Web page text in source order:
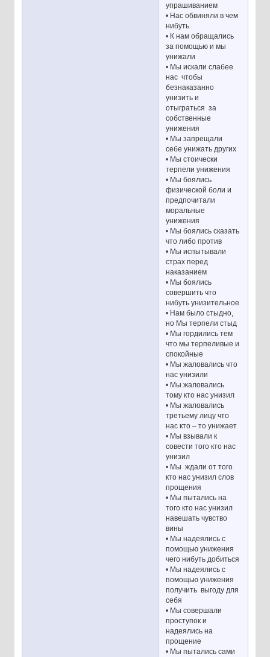
упрашиванием
• Нас обвиняли в чем
нибуть
• К нам обращались
за помощью и мы
унижали
• Мы искали слабее
нас чтобы
безнаказанно
унизить и
отыграться за
собственные
унижения
• Мы запрещали
себе унижать других
• Мы стоически
терпели унижения
• Мы боялись
физической боли и
предпочитали
моральные
унижения
• Мы боялись сказать
что либо против
• Мы испытывали
страх перед
наказанием
• Мы боялись
совершить что
нибуть унизительное
• Нам было стыдно,
но Мы терпели стыд
• Мы гордились тем
что мы терпеливые и
спокойные
• Мы жаловались что
нас унизили
• Мы жаловались
тому кто нас унизил
• Мы жаловались
третьему лицу что
нас кто – то унижает
• Мы взывали к
совести того кто нас
унизил
• Мы ждали от того
кто нас унизил слов
прощения
• Мы пытались на
того кто нас унизил
навешать чувство
вины
• Мы надеялись с
помощью унижения
чего нибуть добиться
• Мы надеялись с
помощью унижения
получить выгоду для
себя
• Мы совершали
проступок и
надеялись на
прощение
• Мы пытались сами